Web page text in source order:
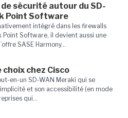
sécurité autour du SD-
Point Software
intégré dans les firewalls
Point Software, il devient aussi une
SASE Harmony...
choix chez Cisco
en-un SD-WAN Meraki qui se
et son accessibilité (en mode
qui...